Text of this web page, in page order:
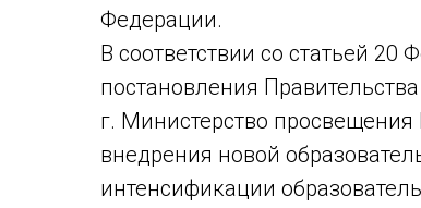
Федерации.
В соответствии со статьей
постановления
г. Министерство
внедрения новой
интенсификации